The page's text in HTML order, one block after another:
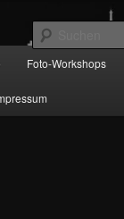
Foto-Workshops